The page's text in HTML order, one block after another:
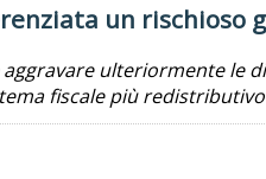
un rischioso
ulteriormente le
fiscale più